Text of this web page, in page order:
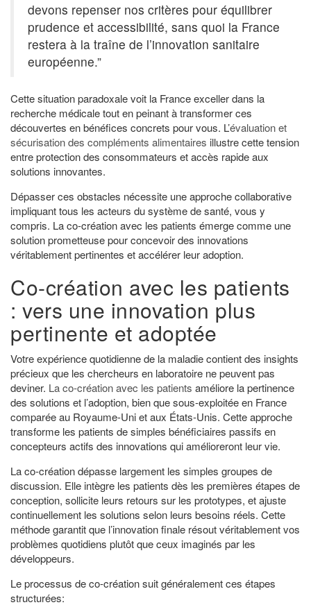
devons repenser nos critères pour équilibrer
prudence et accessibilité, sans quoi la France
restera à la traîne de l’innovation sanitaire
européenne.”
Cette situation paradoxale voit la France exceller dans la
recherche médicale tout en peinant à transformer ces
découvertes en bénéfices concrets pour vous. L’évaluation et
sécurisation des compléments alimentaires illustre cette tension
entre protection des consommateurs et accès rapide aux
solutions innovantes.
Dépasser ces obstacles nécessite une approche collaborative
impliquant tous les acteurs du système de santé, vous y
compris. La co-création avec les patients émerge comme une
solution prometteuse pour concevoir des innovations
véritablement pertinentes et accélérer leur adoption.
Co-création avec les patients
: vers une innovation plus
pertinente et adoptée
Votre expérience quotidienne de la maladie contient des insights
précieux que les chercheurs en laboratoire ne peuvent pas
deviner. La co-création avec les patients améliore la pertinence
des solutions et l’adoption, bien que sous-exploitée en France
comparée au Royaume-Uni et aux États-Unis. Cette approche
transforme les patients de simples bénéficiaires passifs en
concepteurs actifs des innovations qui amélioreront leur vie.
La co-création dépasse largement les simples groupes de
discussion. Elle intègre les patients dès les premières étapes de
conception, sollicite leurs retours sur les prototypes, et ajuste
continuellement les solutions selon leurs besoins réels. Cette
méthode garantit que l’innovation finale résout véritablement vos
problèmes quotidiens plutôt que ceux imaginés par les
développeurs.
Le processus de co-création suit généralement ces étapes
structurées: